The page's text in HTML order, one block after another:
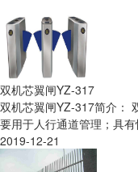
双机芯翼闸YZ-317
双机芯翼闸YZ-317简介：
要用于人行通道管理；具
2019-12-21